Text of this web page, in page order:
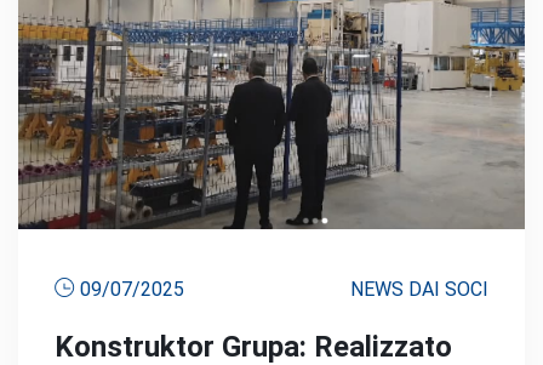
09/07/2025 NEWS DAI SOCI
Konstruktor Grupa: Realizzato